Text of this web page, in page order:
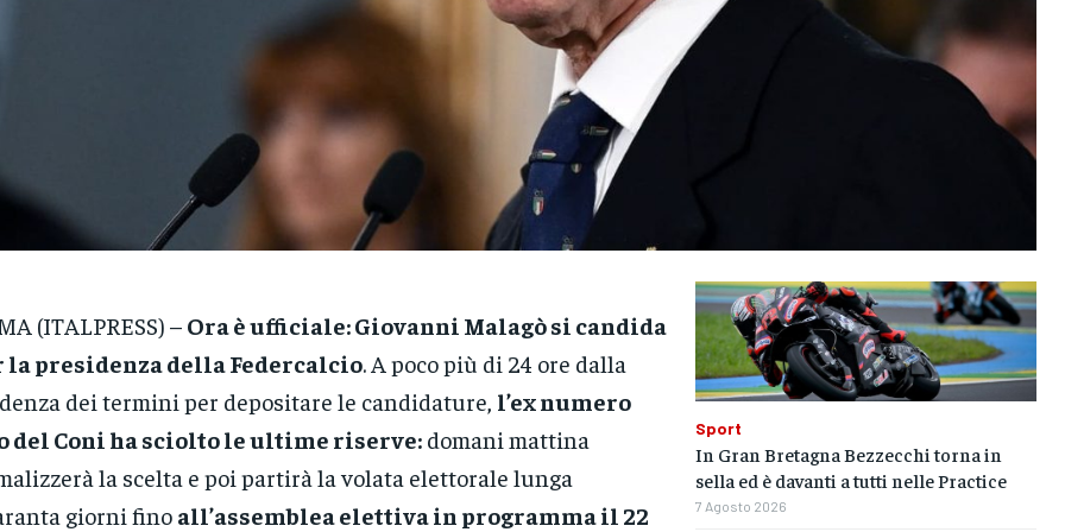
(ITALPRESS) – Ora è ufficiale: Giovanni Malagò si candida
la presidenza della Federcalcio. A poco più di 24 ore dalla
dei termini per depositare le candidature, l’ex numero
del Coni ha sciolto le ultime riserve:domani mattina
la scelta e poi partirà la volata elettorale lunga
giorni fino all’assemblea elettiva in programma il 22
Sport
In Gran Bretagna Bezzecchi torna in
sella ed è davanti a tutti nelle Practice
7 Agosto 2026